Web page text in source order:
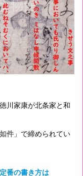
川家康が北条家と和
件 」で締められてい
番の書き方は